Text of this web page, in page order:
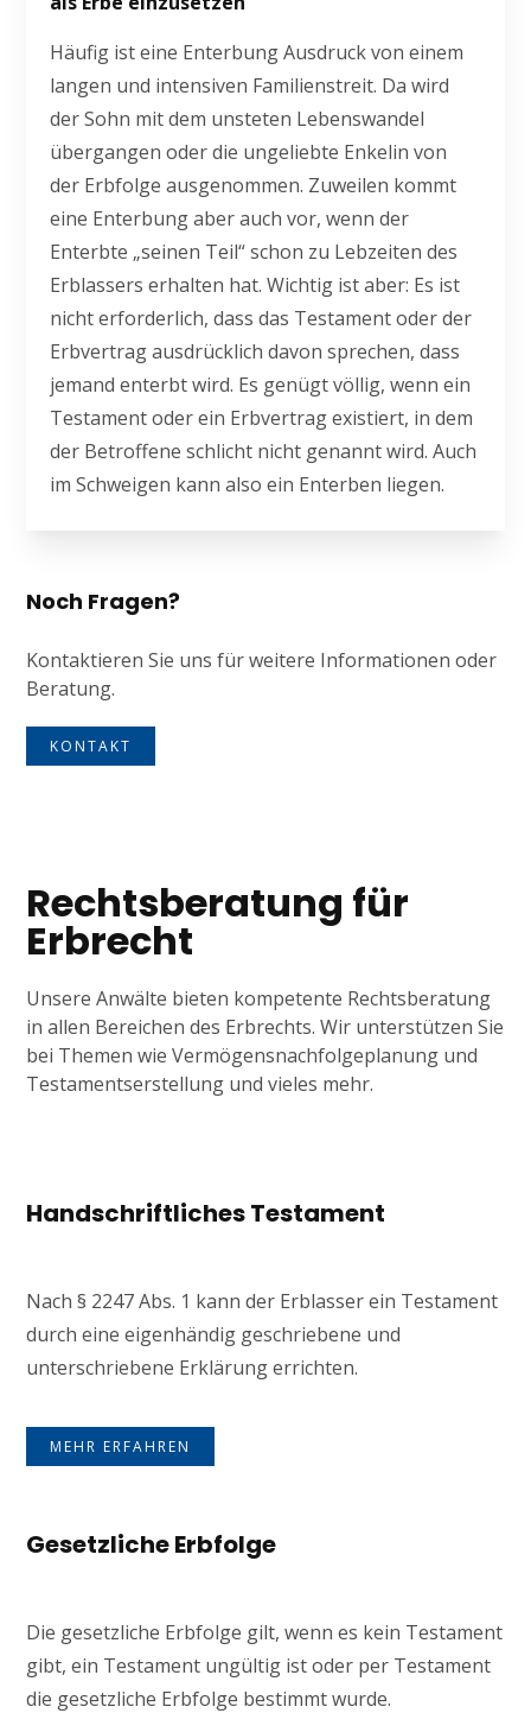
Häufig ist eine Enterbung Ausdruck von einem
langen und intensiven Familienstreit. Da wird
der Sohn mit dem unsteten Lebenswandel
übergangen oder die ungeliebte Enkelin von
der Erbfolge ausgenommen. Zuweilen kommt
eine Enterbung aber auch vor, wenn der
Enterbte „seinen Teil“ schon zu Lebzeiten des
Erblassers erhalten hat. Wichtig ist aber: Es ist
nicht erforderlich, dass das Testament oder der
Erbvertrag ausdrücklich davon sprechen, dass
jemand enterbt wird. Es genügt völlig, wenn ein
Testament oder ein Erbvertrag existiert, in dem
der Betroffene schlicht nicht genannt wird. Auch
im Schweigen kann also ein Enterben liegen.
Noch Fragen?
Kontaktieren Sie uns für weitere Informationen oder
Beratung.
KONTAKT
Rechtsberatung für
Erbrecht
Unsere Anwälte bieten kompetente Rechtsberatung
in allen Bereichen des Erbrechts. Wir unterstützen Sie
bei Themen wie Vermögensnachfolgeplanung und
Testamentserstellung und vieles mehr.
Handschriftliches Testament
Nach § 2247 Abs. 1 kann der Erblasser ein Testament
durch eine eigenhändig geschriebene und
unterschriebene Erklärung errichten.
MEHR ERFAHREN
Gesetzliche Erbfolge
Die gesetzliche Erbfolge gilt, wenn es kein Testament
gibt, ein Testament ungültig ist oder per Testament
die gesetzliche Erbfolge bestimmt wurde.